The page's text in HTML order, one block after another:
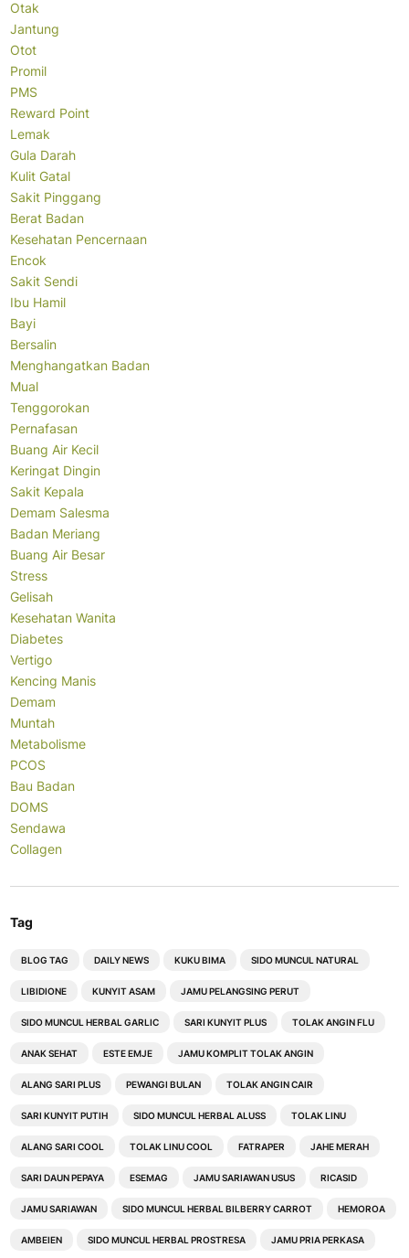
Otak
Jantung
Otot
Promil
PMS
Reward Point
Lemak
Gula Darah
Kulit Gatal
Sakit Pinggang
Berat Badan
Kesehatan Pencernaan
Encok
Sakit Sendi
Ibu Hamil
Bayi
Bersalin
Menghangatkan Badan
Mual
Tenggorokan
Pernafasan
Buang Air Kecil
Keringat Dingin
Sakit Kepala
Demam Salesma
Badan Meriang
Buang Air Besar
Stress
Gelisah
Kesehatan Wanita
Diabetes
Vertigo
Kencing Manis
Demam
Muntah
Metabolisme
PCOS
Bau Badan
DOMS
Sendawa
Collagen
Tag
BLOG TAG DAILY NEWS KUKU BIMA SIDO MUNCUL NATURAL
LIBIDIONE KUNYIT ASAM JAMU PELANGSING PERUT
SIDO MUNCUL HERBAL GARLIC SARI KUNYIT PLUS TOLAK ANGIN FLU
ANAK SEHAT ESTE EMJE JAMU KOMPLIT TOLAK ANGIN
ALANG SARI PLUS PEWANGI BULAN TOLAK ANGIN CAIR
SARI KUNYIT PUTIH SIDO MUNCUL HERBAL ALUSS TOLAK LINU
ALANG SARI COOL TOLAK LINU COOL FATRAPER JAHE MERAH
SARI DAUN PEPAYA ESEMAG JAMU SARIAWAN USUS RICASID
JAMU SARIAWAN SIDO MUNCUL HERBAL BILBERRY CARROT HEMOROA
AMBEIEN SIDO MUNCUL HERBAL PROSTRESA JAMU PRIA PERKASA